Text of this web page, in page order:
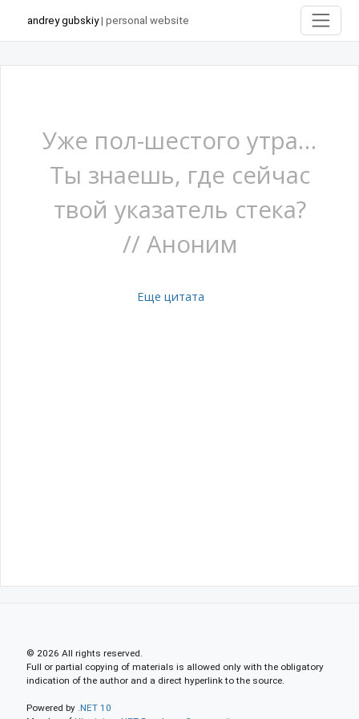
andrey gubskiy| personal website
Уже пол-шестого утра…
Ты знаешь, где сейчас
твой указатель стека?
// Аноним
Еще цитата
© 2026 All rights reserved.
Full or partial copying of materials is allowed only with the obligatory
indication of the author and a direct hyperlink to the source.
Powered by .NET 10